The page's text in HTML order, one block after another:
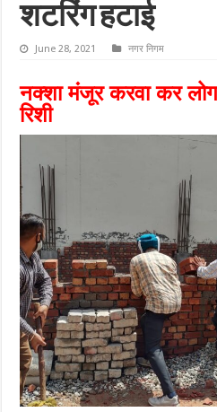
शटरिंग हटाई
June 28, 2021 नगर निगम
नक्शा मंजूर करवा कर लोग
रिशी